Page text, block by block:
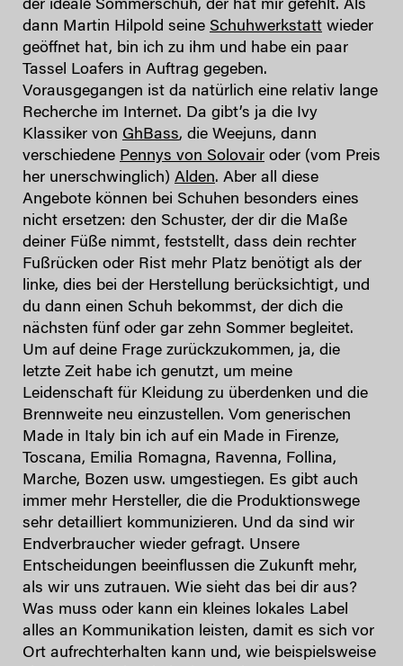
der ideale Sommerschuh, der hat mir gefehlt. Als
dann Martin Hilpold seine Schuhwerkstatt wieder
geöffnet hat, bin ich zu ihm und habe ein paar
Tassel Loafers in Auftrag gegeben.
Vorausgegangen ist da natürlich eine relativ lange
Recherche im Internet. Da gibt’s ja die Ivy
Klassiker von GhBass, die Weejuns, dann
verschiedene Pennys von Solovair oder (vom Preis
her unerschwinglich) Alden. Aber all diese
Angebote können bei Schuhen besonders eines
nicht ersetzen: den Schuster, der dir die Maße
deiner Füße nimmt, feststellt, dass dein rechter
Fußrücken oder Rist mehr Platz benötigt als der
linke, dies bei der Herstellung berücksichtigt, und
du dann einen Schuh bekommst, der dich die
nächsten fünf oder gar zehn Sommer begleitet.
Um auf deine Frage zurückzukommen, ja, die
letzte Zeit habe ich genutzt, um meine
Leidenschaft für Kleidung zu überdenken und die
Brennweite neu einzustellen. Vom generischen
Made in Italy bin ich auf ein Made in Firenze,
Toscana, Emilia Romagna, Ravenna, Follina,
Marche, Bozen usw. umgestiegen. Es gibt auch
immer mehr Hersteller, die die Produktionswege
sehr detailliert kommunizieren. Und da sind wir
Endverbraucher wieder gefragt. Unsere
Entscheidungen beeinflussen die Zukunft mehr,
als wir uns zutrauen. Wie sieht das bei dir aus?
Was muss oder kann ein kleines lokales Label
alles an Kommunikation leisten, damit es sich vor
Ort aufrechterhalten kann und, wie beispielsweise